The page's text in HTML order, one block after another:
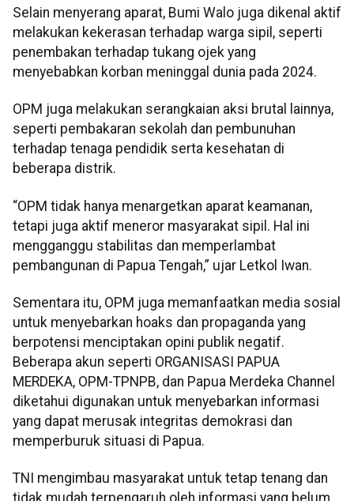
Selain menyerang aparat, Bumi Walo juga dikenal aktif
melakukan kekerasan terhadap warga sipil, seperti
penembakan terhadap tukang ojek yang
menyebabkan korban meninggal dunia pada 2024.
OPM juga melakukan serangkaian aksi brutal lainnya,
seperti pembakaran sekolah dan pembunuhan
terhadap tenaga pendidik serta kesehatan di
beberapa distrik.
“OPM tidak hanya menargetkan aparat keamanan,
tetapi juga aktif meneror masyarakat sipil. Hal ini
mengganggu stabilitas dan memperlambat
pembangunan di Papua Tengah,” ujar Letkol Iwan.
Sementara itu, OPM juga memanfaatkan media sosial
untuk menyebarkan hoaks dan propaganda yang
berpotensi menciptakan opini publik negatif.
Beberapa akun seperti ORGANISASI PAPUA
MERDEKA, OPM-TPNPB, dan Papua Merdeka Channel
diketahui digunakan untuk menyebarkan informasi
yang dapat merusak integritas demokrasi dan
memperburuk situasi di Papua.
TNI mengimbau masyarakat untuk tetap tenang dan